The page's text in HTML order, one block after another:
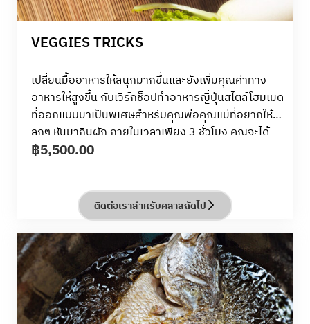
VEGGIES TRICKS
เปลี่ยนมื้ออาหารให้สนุกมากขึ้นและยังเพิ่มคุณค่าทาง
อาหารให้สูงขึ้น กับเวิร์กช็อปทำอาหารญี่ปุ่นสไตล์โฮมเมด
ที่ออกแบบมาเป็นพิเศษสำหรับคุณพ่อคุณแม่ที่อยากให้
ลูกๆ หันมากินผัก ภายในเวลาเพียง 3 ชั่วโมง คุณจะได้
เรียนรู้วิธีเพิ่มผักเข้าไปในมื้ออาหารของครอบครัวคุณได้
คุณค่าทางโภชนาการ คลาสนี้จะเริ่มต้นด้วยการพูดคุย
ด้านโภชนาการที่สนุกและเข้าใจง่าย พร้อมเคล็ดลับดีๆ ใน
การใส่ผักเข้าไปในเมนูประจำวันอย่างแนบเนียน จากนั้น
คุณจะได้ลงมือทำอาหารเป็นคู่ ร่วมทำเมนูแสนอร่อย
อย่าง “Yasai Tappuri Omu-Kare” และ “Wafuu Tori-
Niku to Yasai no Ni-Mono”
฿5,500.00
ติดต่อเราสำหรับคลาสถัดไป